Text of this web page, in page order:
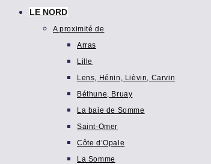
LE NORD
A proximité de
Arras
Lille
Lens, Hénin, Lièvin, Carvin
Béthune, Bruay
La baie de Somme
Saint-Omer
Côte d’Opale
La Somme